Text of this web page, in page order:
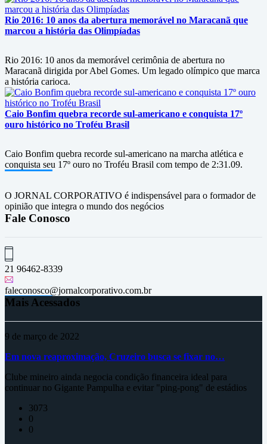
Rio 2016: 10 anos da abertura memorável no Maracanã que
marcou a história das Olimpíadas
Rio 2016: 10 anos da memorável cerimônia de abertura no
Maracanã dirigida por Abel Gomes. Um legado olímpico que marca
a história carioca.
Caio Bonfim quebra recorde sul-americano e conquista 17º
ouro histórico no Troféu Brasil
Caio Bonfim quebra recorde sul-americano na marcha atlética e
conquista seu 17º ouro no Troféu Brasil com tempo de 2:31.09.
O JORNAL CORPORATIVO é indispensável para o formador de
opinião que integra o mundo dos negócios
Fale Conosco
21 96462-8339
faleconosco@jornalcorporativo.com.br
Mais Acessados
9 de março de 2022
Em nova reaproximação, Cruzeiro busca se fixar no…
Clube mineiro ainda negocia condição financeira ideal para
continuar no Gigante Pampulha e evitar "ping-pong" de estádios
3073
0
0